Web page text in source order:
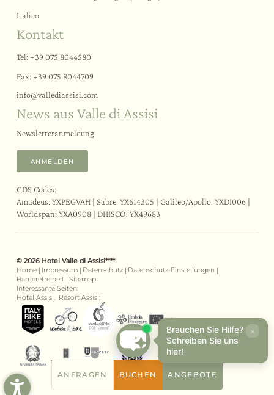
Italien
Kontakt
Tel:+39 075 8044580
Fax: +39 075 8044709
info@vallediassisi.com
News aus Valle di Assisi
Newsletteranmeldung
ANMELDEN
GDS Codes:
Amadeus: YXPEGVAH | Sabre: YX614305 | Galileo/Apollo: YXDI006 |
Worldspan: YXA0908 | DHISCO: YX49683
© 2026 Hotel Valle di Assisi****
Home | Impressum | Datenschutz | Datenschutz-Einstellungen |
Barrierefreiheit | Sitemap
Interessante Seiten:
Hotel Assisi, Resort Assisi;
ANFRAGEN BUCHEN ANGEBOTE
Brauchen Sie Hilfe?
Schreiben Sie uns
hier!
×